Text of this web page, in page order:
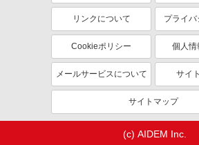
リンクについて プライ
Cookieポリシー 個人情
メールサービスについて サイ
サイトマップ
(c) AIDEM Inc.